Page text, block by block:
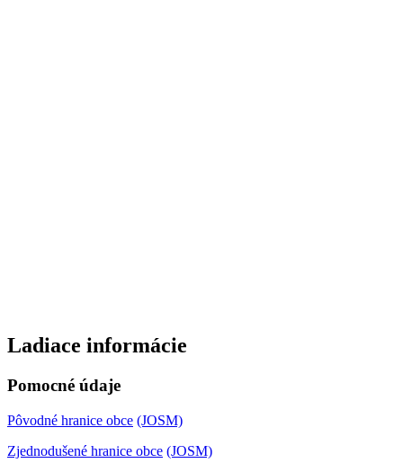
Ladiace informácie
Pomocné údaje
Pôvodné hranice obce (JOSM)
Zjednodušené hranice obce (JOSM)